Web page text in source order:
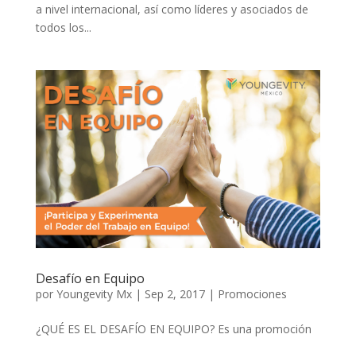
a nivel internacional, así como líderes y asociados de
todos los...
Desafío en Equipo
por Youngevity Mx| Sep 2, 2017| Promociones
¿QUÉ ES EL DESAFÍO EN EQUIPO? Es una promoción